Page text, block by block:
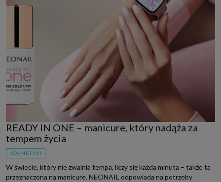
READY IN ONE – manicure, który nadąża za
tempem życia
KOSMETYKI
W świecie, który nie zwalnia tempa, liczy się każda minuta – także ta
przeznaczona na manicure. NEONAIL odpowiada na potrzeby